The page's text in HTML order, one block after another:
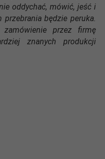
oddychać, mówić, jeść i
przebrania będzie peruka.
przez firmę
znanych produkcji